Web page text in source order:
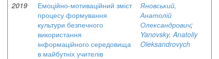
2019
Емоційно-мотиваційний зміст
процесу формування
культури безпечного
використання
інформаційного середовища
в майбутніх учителів
Яновський,
Анатолій
Олександрович;
Yanovsky, Anatoliy
Oleksandrovych